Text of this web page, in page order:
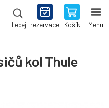
Hledej rezervace Košík Menu
kol Thule